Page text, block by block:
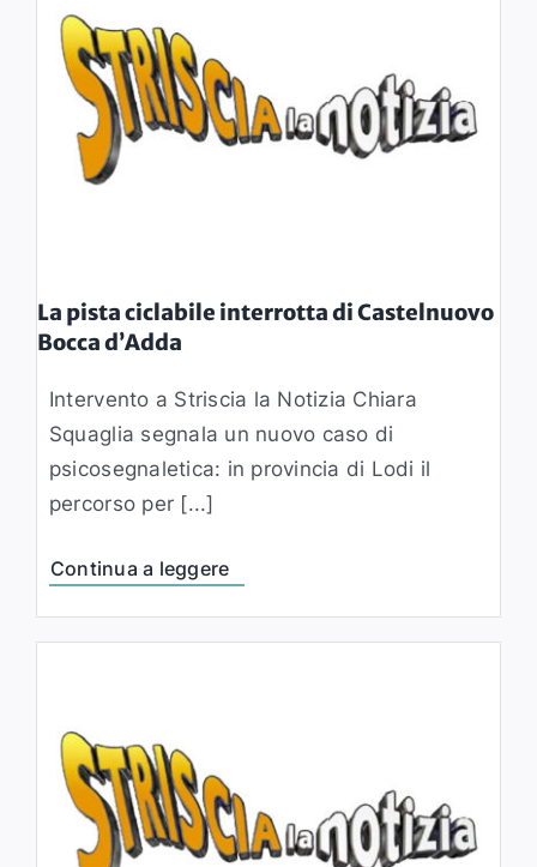
La pista ciclabile interrotta di Castelnuovo
Bocca d’Adda
Intervento a Striscia la Notizia Chiara
Squaglia segnala un nuovo caso di
psicosegnaletica: in provincia di Lodi il
percorso per [...]
Continua a leggere